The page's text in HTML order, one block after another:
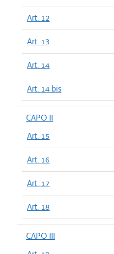
Art. 12
Art. 13
Art. 14
Art. 14 bis
CAPO II
Art. 15
Art. 16
Art. 17
Art. 18
CAPO III